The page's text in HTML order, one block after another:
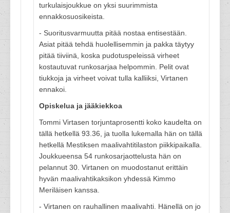
turkulaisjoukkue on yksi suurimmista
ennakkosuosikeista.
- Suoritusvarmuutta pitää nostaa entisestään.
Asiat pitää tehdä huolellisemmin ja pakka täytyy
pitää tiiviinä, koska pudotuspeleissä virheet
kostautuvat runkosarjaa helpommin. Pelit ovat
tiukkoja ja virheet voivat tulla kalliiksi, Virtanen
ennakoi.
Opiskelua ja jääkiekkoa
Tommi Virtasen torjuntaprosentti koko kaudelta on
tällä hetkellä 93.36, ja tuolla lukemalla hän on tällä
hetkellä Mestiksen maalivahtitilaston piikkipaikalla.
Joukkueensa 54 runkosarjaottelusta hän on
pelannut 30. Virtanen on muodostanut erittäin
hyvän maalivahtikaksikon yhdessä Kimmo
Meriläisen kanssa.
- Virtanen on rauhallinen maalivahti. Hänellä on jo